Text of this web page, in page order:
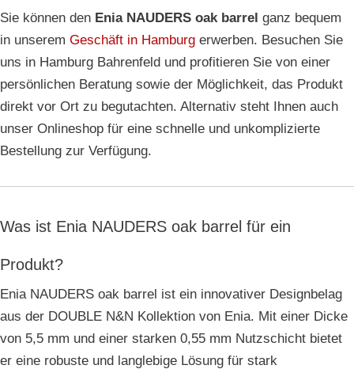
Sie können den Enia NAUDERS oak barrel ganz bequem
in unserem Geschäft in Hamburg erwerben. Besuchen Sie
uns in Hamburg Bahrenfeld und profitieren Sie von einer
persönlichen Beratung sowie der Möglichkeit, das Produkt
direkt vor Ort zu begutachten. Alternativ steht Ihnen auch
unser Onlineshop für eine schnelle und unkomplizierte
Bestellung zur Verfügung.
Was ist Enia NAUDERS oak barrel für ein
Produkt?
Enia NAUDERS oak barrel ist ein innovativer Designbelag
aus der DOUBLE N&N Kollektion von Enia. Mit einer Dicke
von 5,5 mm und einer starken 0,55 mm Nutzschicht bietet
er eine robuste und langlebige Lösung für stark